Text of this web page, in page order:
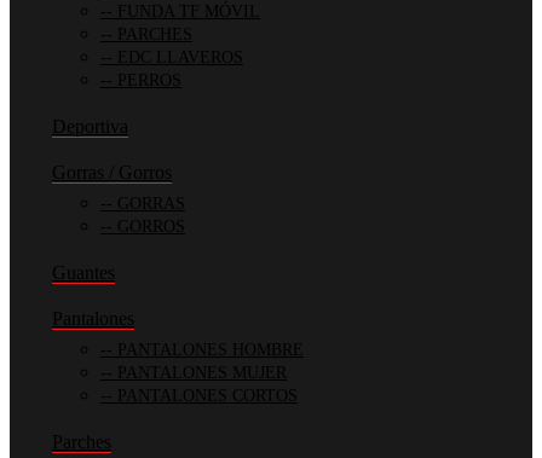
FUNDA TF MÓVIL
PARCHES
EDC LLAVEROS
PERROS
Deportiva
Gorras / Gorros
GORRAS
GORROS
Guantes
Pantalones
PANTALONES HOMBRE
PANTALONES MUJER
PANTALONES CORTOS
Parches